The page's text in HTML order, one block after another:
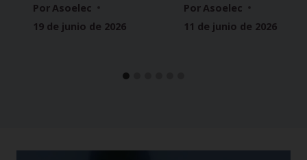
Por Asoelec
19 de junio de 2026
Por Asoelec
11 de junio de 2026